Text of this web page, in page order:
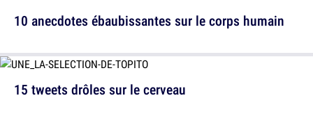
10 anecdotes ébaubissantes sur le corps humain
15 tweets drôles sur le cerveau